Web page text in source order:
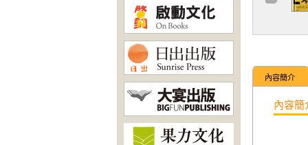
內容簡介
內容簡